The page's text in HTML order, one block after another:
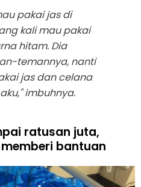
pakai jas di
kali mau pakai
hitam. Dia
temannya, nanti
jas dan celana
imbuhnya.
ratusan juta,
bantuan